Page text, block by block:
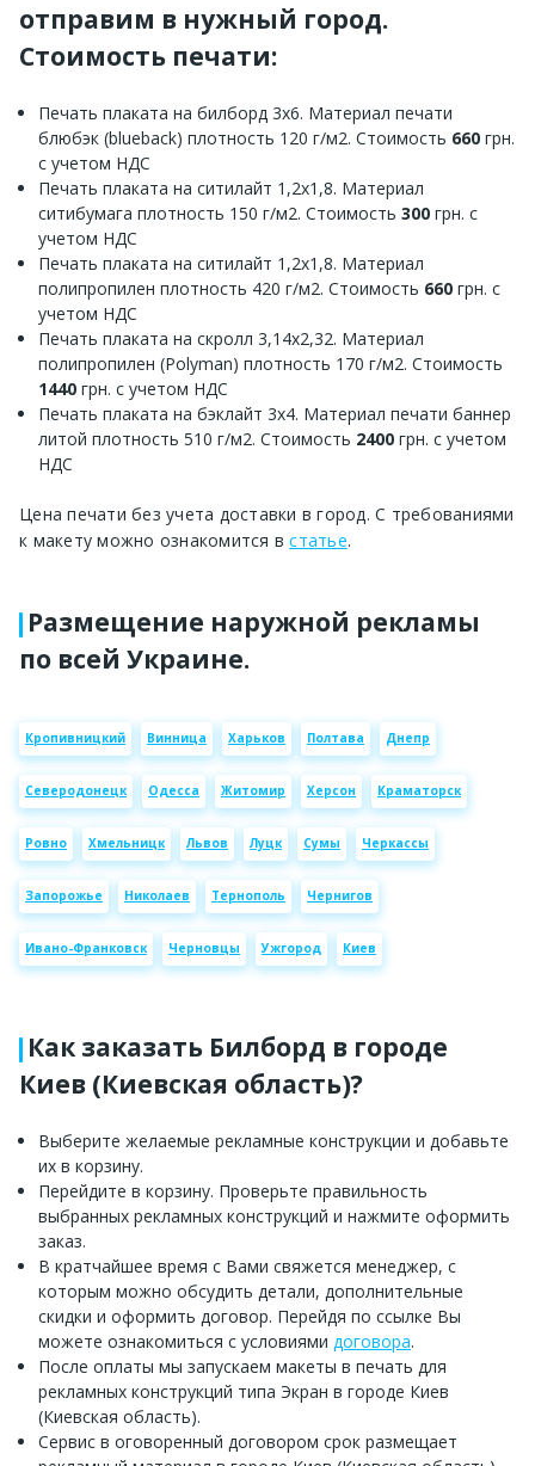
отправим в нужный город.
Стоимость печати:
Печать плаката на билборд 3х6. Материал печати
блюбэк (blueback) плотность 120 г/м2. Стоимость 660 грн.
с учетом НДС
Печать плаката на ситилайт 1,2х1,8. Материал
ситибумага плотность 150 г/м2. Стоимость 300 грн. с
учетом НДС
Печать плаката на ситилайт 1,2х1,8. Материал
полипропилен плотность 420 г/м2. Стоимость 660 грн. с
учетом НДС
Печать плаката на скролл 3,14х2,32. Материал
полипропилен (Polyman) плотность 170 г/м2. Стоимость
1440 грн. с учетом НДС
Печать плаката на бэклайт 3х4. Материал печати баннер
литой плотность 510 г/м2. Стоимость 2400 грн. с учетом
НДС
Цена печати без учета доставки в город. С требованиями
к макету можно ознакомится встатье.
Размещение наружной рекламы
по всей Украине.
Кропивницкий Винница Харьков Полтава Днепр
Северодонецк Одесса Житомир Херсон Краматорск
Ровно Хмельницк Львов Луцк Сумы Черкассы
Запорожье Николаев Тернополь Чернигов
Ивано-Франковск Черновцы Ужгород Киев
Как заказать Билборд в городе
Киев (Киевская область)?
Выберите желаемые рекламные конструкции и добавьте
их в корзину.
Перейдите в корзину. Проверьте правильность
выбранных рекламных конструкций и нажмите оформить
заказ.
В кратчайшее время с Вами свяжется менеджер, с
которым можно обсудить детали, дополнительные
скидки и оформить договор. Перейдя по ссылке Вы
можете ознакомиться с условиями договора.
После оплаты мы запускаем макеты в печать для
рекламных конструкций типа Экран в городе Киев
(Киевская область).
Сервис в оговоренный договором срок размещает